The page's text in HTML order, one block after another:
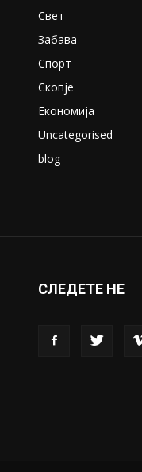
Свет
Забава
Спорт
Скопје
Економија
Uncategorised
blog
СЛЕДЕТЕ НЕ